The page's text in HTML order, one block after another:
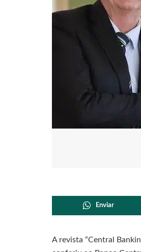
Enviar
A revista “Central